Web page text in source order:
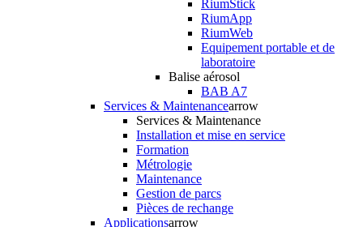
RiumStick
RiumApp
RiumWeb
Equipement portable et de
laboratoire
Balise aérosol
BAB A7
Services & Maintenancearrow
Services & Maintenance
Installation et mise en service
Formation
Métrologie
Maintenance
Gestion de parcs
Pièces de rechange
Applicationsarrow